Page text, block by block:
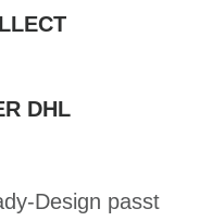
DHL
Design passt